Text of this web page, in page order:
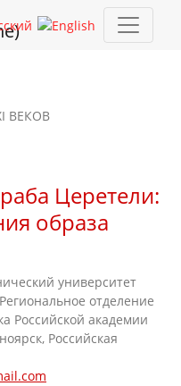
особенности создания
ВЕКОВ
Церетели:
образа
университет
отделение
Российской академии
Российская